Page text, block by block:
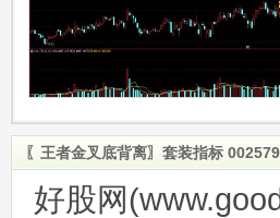
〖王者金叉底背离〗套装指标
好股网